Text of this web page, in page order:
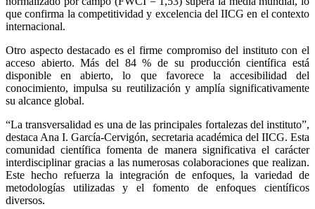
que confirma la competitividad y excelencia del IICG en el contexto
internacional.
Otro aspecto destacado es el firme compromiso del instituto con el
acceso abierto. Más del 84 % de su producción científica está
disponible en abierto, lo que favorece la accesibilidad del
conocimiento, impulsa su reutilización y amplía significativamente
su alcance global.
“La transversalidad es una de las principales fortalezas del instituto”,
destaca Ana I. García-Cervigón, secretaria académica del IICG. Esta
comunidad científica fomenta de manera significativa el carácter
interdisciplinar gracias a las numerosas colaboraciones que realizan.
Este hecho refuerza la integración de enfoques, la variedad de
metodologías utilizadas y el fomento de enfoques científicos
diversos.